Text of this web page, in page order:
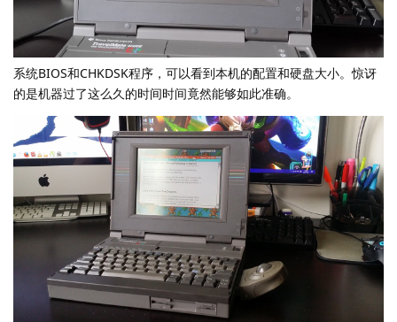
系统BIOS和CHKDSK程序，可以看到本机的配置和硬盘大小。惊讶
的是机器过了这么久的时间时间竟然能够如此准确。